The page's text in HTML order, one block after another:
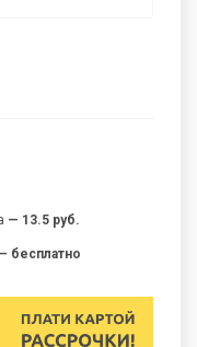
— 13.5 руб.
бесплатно